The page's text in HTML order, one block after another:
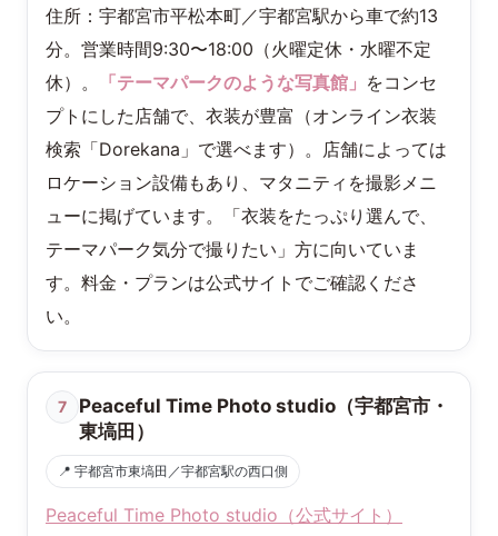
住所：宇都宮市平松本町／宇都宮駅から車で約13
分。営業時間9:30〜18:00（火曜定休・水曜不定
休）。
「テーマパークのような写真館」 をコンセ
プトにした店舗で、衣装が豊富（オンライン衣装
検索「Dorekana」で選べます）。店舗によっては
ロケーション設備もあり、マタニティを撮影メニ
ューに掲げています。「衣装をたっぷり選んで、
テーマパーク気分で撮りたい」方に向いていま
す。料金・プランは公式サイトでご確認くださ
い。
7
Peaceful Time Photo studio（宇都宮市・
東塙田）
📍 宇都宮市東塙田／宇都宮駅の西口側
Peaceful Time Photo studio（公式サイト）